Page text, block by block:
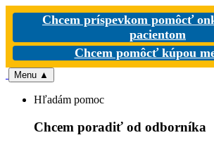
Chcem príspevkom pomôcť
pacientom
Chcem pomôcť kúpou
Menu ▲
Hľadám pomoc
Chcem poradiť od odborníka